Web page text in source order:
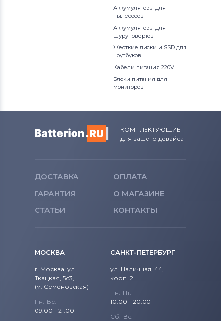
Аккумуляторы для
пылесосов
Аккумуляторы для
шуруповертов
Жесткие диски и SSD для
ноутбуков
Кабели питания 220V
Блоки питания для
мониторов
КОМПЛЕКТУЮЩИЕ
для вашего девайса
ДОСТАВКА
ОПЛАТА
ГАРАНТИЯ
О МАГАЗИНЕ
СТАТЬИ
КОНТАКТЫ
МОСКВА
г. Москва, ул.
Ткацкая, 5с3,
(м. Семеновская)
Пн.-Вс.
09:00 - 21:00
САНКТ-ПЕТЕРБУРГ
ул. Наличная, 44,
корп. 2
Пн.-Пт.
10:00 - 20:00
Сб.-Вс.